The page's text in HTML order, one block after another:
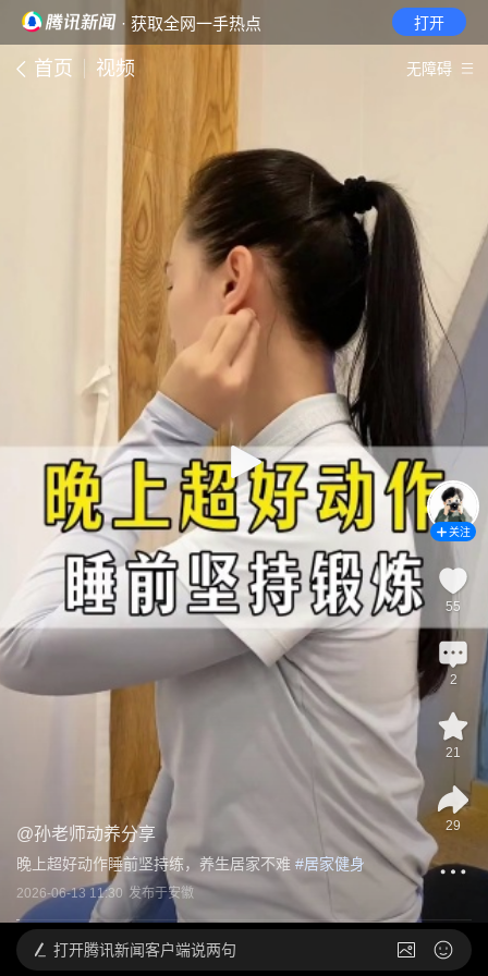
· 获取全网一手热点 打开
首页 视频 无障碍
@孙老师动养分享
晚上超好动作睡前坚持练，养生居家不难 #居家健身
2026-06-13 11:30 发布于安徽
关注
55
2
21
29
打开腾讯新闻客户端说两句